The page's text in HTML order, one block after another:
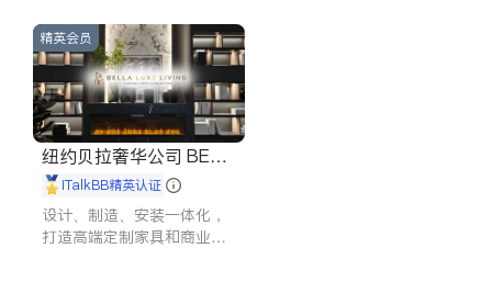
精英会员
纽约贝拉奢华公司 BELL
A LUXE
iTalkBB精英认证
设计、制造、安装一体化，
打造高端定制家具和商业空